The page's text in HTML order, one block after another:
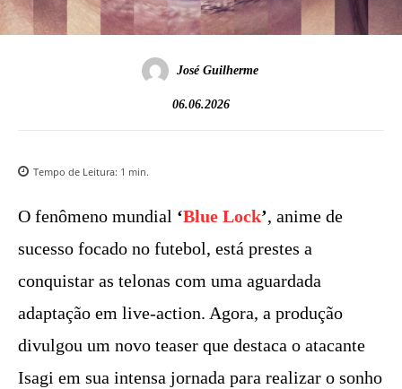
José Guilherme
06.06.2026
Tempo de Leitura: 1 min.
O fenômeno mundial ‘Blue Lock’, anime de
sucesso focado no futebol, está prestes a
conquistar as telonas com uma aguardada
adaptação em live-action. Agora, a produção
divulgou um novo teaser que destaca o atacante
Isagi em sua intensa jornada para realizar o sonho